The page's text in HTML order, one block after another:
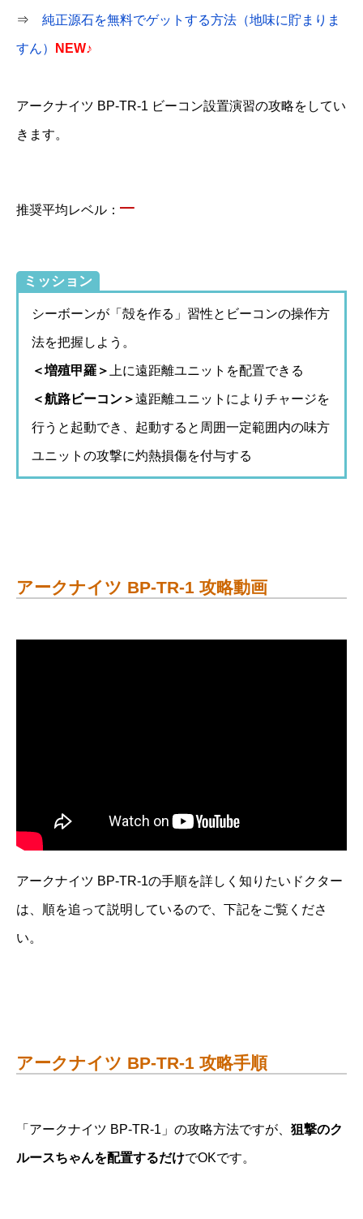
⇒ 純正源石を無料でゲットする方法（地味に貯まりま
すん） NEW♪
アークナイツ BP-TR-1 ビーコン設置演習の攻略をしてい
きます。
推奨平均レベル： –
ミッション
シーボーンが「殻を作る」習性とビーコンの操作方
法を把握しよう。
＜増殖甲羅＞ 上に遠距離ユニットを配置できる
＜航路ビーコン＞遠距離ユニットによりチャージを
行うと起動でき、起動すると周囲一定範囲内の味方
ユニットの攻撃に灼熱損傷を付与する
アークナイツ BP-TR-1 攻略動画
アークナイツ BP-TR-1の手順を詳しく知りたいドクター
は、順を追って説明しているので、下記をご覧くださ
い。
アークナイツ BP-TR-1 攻略手順
「アークナイツ BP-TR-1」の攻略方法ですが、 狙撃のク
ルースちゃんを配置するだけでOKです。